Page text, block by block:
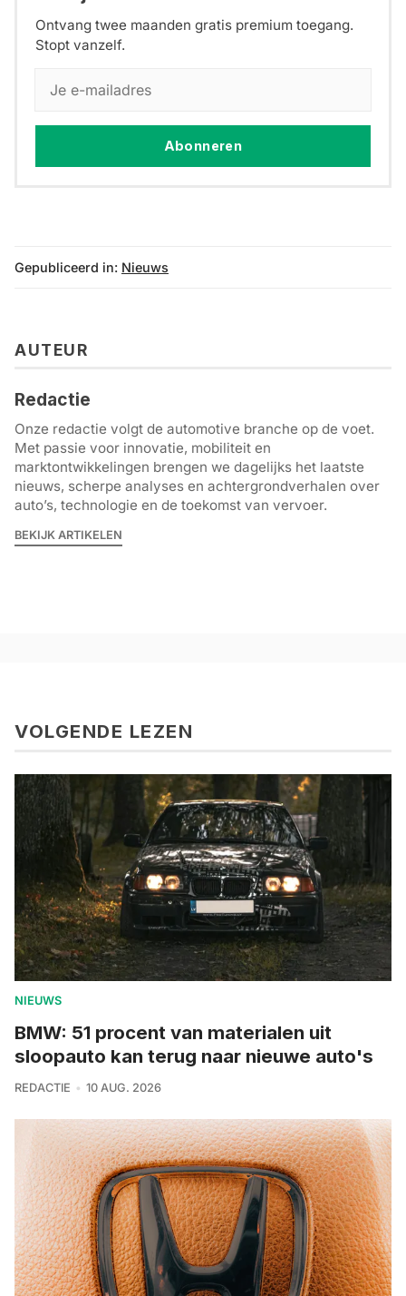
Ontvang twee maanden gratis premium toegang.
Stopt vanzelf.
Abonneren
Gepubliceerd in: Nieuws
AUTEUR
Redactie
Onze redactie volgt de automotive branche op de voet.
Met passie voor innovatie, mobiliteit en
marktontwikkelingen brengen we dagelijks het laatste
nieuws, scherpe analyses en achtergrondverhalen over
auto’s, technologie en de toekomst van vervoer.
BEKIJK ARTIKELEN
VOLGENDE LEZEN
NIEUWS
BMW: 51 procent van materialen uit
sloopauto kan terug naar nieuwe auto's
REDACTIE 10 AUG. 2026